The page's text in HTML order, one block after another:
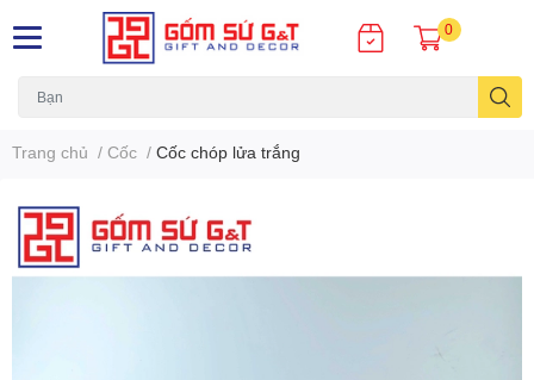
0
Trang chủ / Cốc / Cốc chóp lửa trắng